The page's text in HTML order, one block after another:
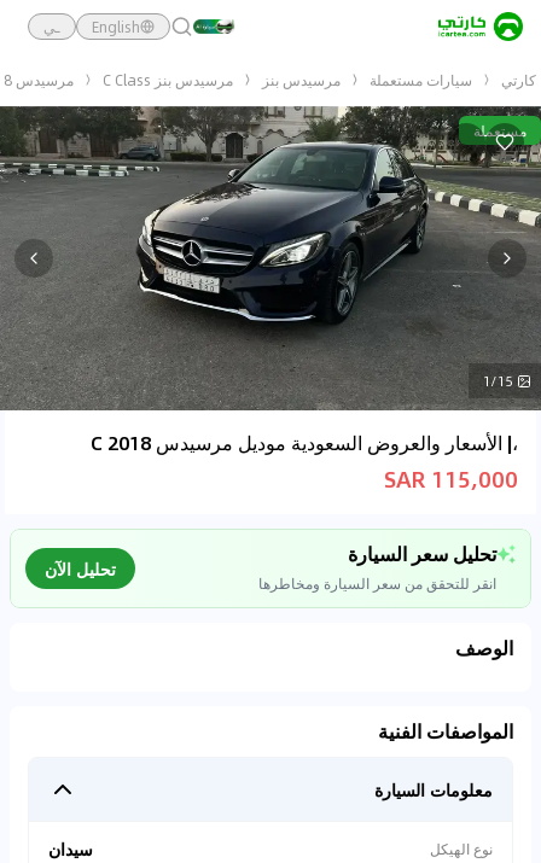
English ـي
كارتي سيارات مستعملة مرسيدس بنز مرسيدس بنز C Class مرسيدس C 2018
مستعملة
1/15
،| الأسعار والعروض السعودية موديل مرسيدس C 2018
115,000 SAR
تحليل سعر السيارة
انقر للتحقق من سعر السيارة ومخاطرها
تحليل الآن
الوصف
المواصفات الفنية
معلومات السيارة
نوع الهيكل سيدان